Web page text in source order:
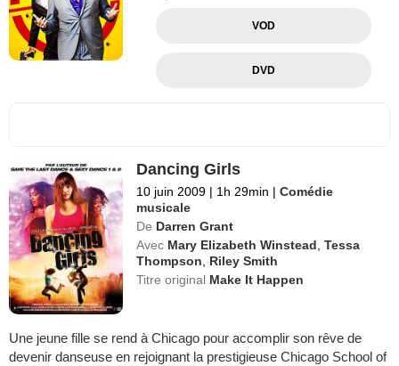
VOD
DVD
Dancing Girls
10 juin 2009 | 1h 29min | Comédie
musicale
De Darren Grant
Avec Mary Elizabeth Winstead ,Tessa
Thompson
Riley Smith
Titre original Make It Happen
Une jeune fille se rend à Chicago pour accomplir son rêve de
devenir danseuse en rejoignant la prestigieuse Chicago School of